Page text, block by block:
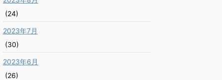
(24)
2023年7月
(30)
2023年6月
(26)